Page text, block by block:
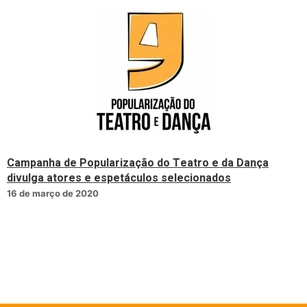
Campanha de Popularização do Teatro e da Dança
divulga atores e espetáculos selecionados
16 de março de 2020